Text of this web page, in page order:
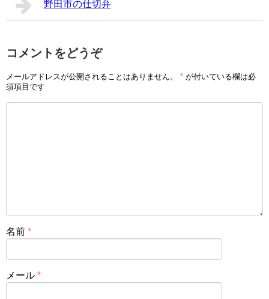
野田市の仕切弁
コメントをどうぞ
メールアドレスが公開されることはありません。 * が付いている欄は必
須項目です
名前 *
メール *